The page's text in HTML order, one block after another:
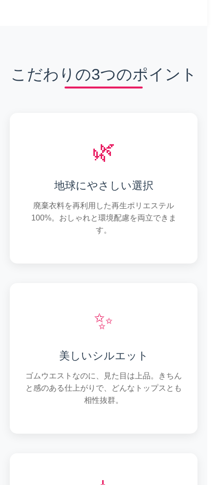
こだわりの3つのポイント
🌿
地球にやさしい選択
廃棄衣料を再利用した再生ポリエステル
100%。おしゃれと環境配慮を両立できま
す。
✨
美しいシルエット
ゴムウエストなのに、見た目は上品。きちん
と感のある仕上がりで、どんなトップスとも
相性抜群。